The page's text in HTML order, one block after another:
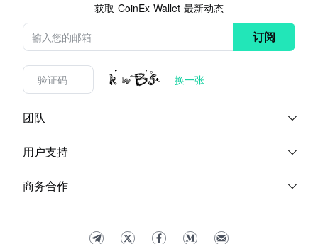
获取 CoinEx Wallet 最新动态
订阅
换一张
团队
博客
关于我们
用户支持
帮助中心
问题反馈
服务协议
商务合作